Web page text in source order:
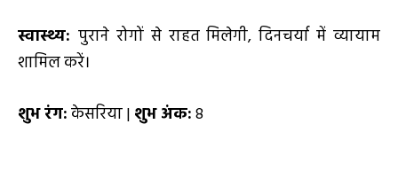
स्वास्थ्य: पुराने रोगों से राहत मिलेगी, दिनचर्या में व्यायाम
शामिल करें।
शुभ रंग:केसरिया | शुभ अंक:8